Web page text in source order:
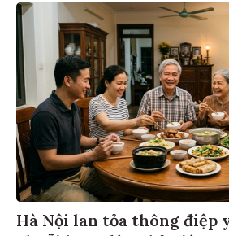
Hà Nội lan tỏa thông điệp